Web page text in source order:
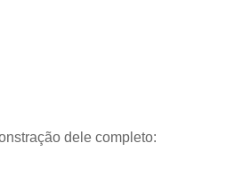
dele completo: